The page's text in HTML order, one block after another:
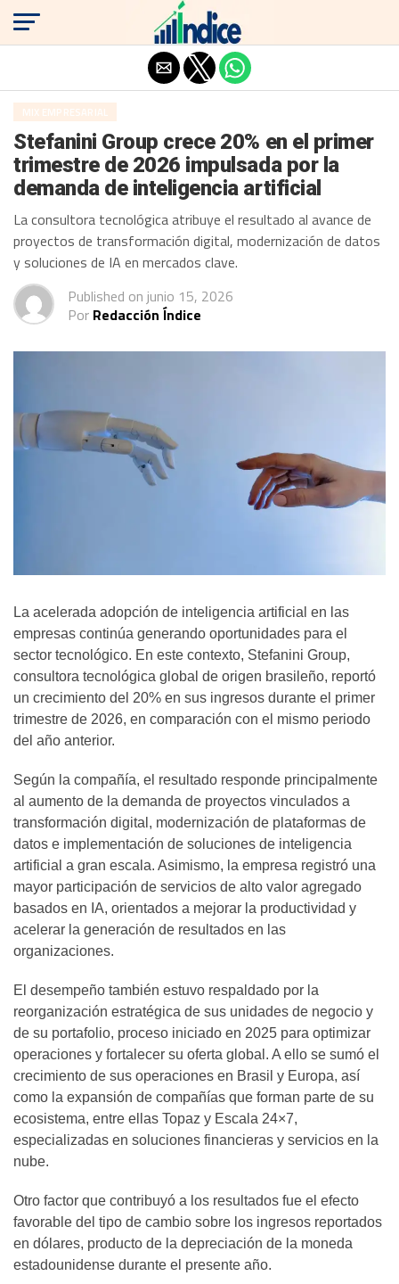
MIX EMPRESARIAL
Stefanini Group crece 20% en el primer
trimestre de 2026 impulsada por la
demanda de inteligencia artificial
La consultora tecnológica atribuye el resultado al avance de
proyectos de transformación digital, modernización de datos
y soluciones de IA en mercados clave.
Published on junio 15, 2026
Por Redacción Índice
La acelerada adopción de inteligencia artificial en las
empresas continúa generando oportunidades para el
sector tecnológico. En este contexto, Stefanini Group,
consultora tecnológica global de origen brasileño, reportó
un crecimiento del 20% en sus ingresos durante el primer
trimestre de 2026, en comparación con el mismo periodo
del año anterior.
Según la compañía, el resultado responde principalmente
al aumento de la demanda de proyectos vinculados a
transformación digital, modernización de plataformas de
datos e implementación de soluciones de inteligencia
artificial a gran escala. Asimismo, la empresa registró una
mayor participación de servicios de alto valor agregado
basados en IA, orientados a mejorar la productividad y
acelerar la generación de resultados en las
organizaciones.
El desempeño también estuvo respaldado por la
reorganización estratégica de sus unidades de negocio y
de su portafolio, proceso iniciado en 2025 para optimizar
operaciones y fortalecer su oferta global. A ello se sumó el
crecimiento de sus operaciones en Brasil y Europa, así
como la expansión de compañías que forman parte de su
ecosistema, entre ellas Topaz y Escala 24×7,
especializadas en soluciones financieras y servicios en la
nube.
Otro factor que contribuyó a los resultados fue el efecto
favorable del tipo de cambio sobre los ingresos reportados
en dólares, producto de la depreciación de la moneda
estadounidense durante el presente año.
Salir de la versión móvil